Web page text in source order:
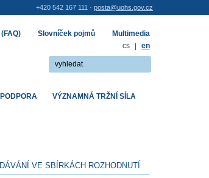
VE SBÍRKÁCH ROZHODNUTÍ
VÝZNAMNÁ TRŽNÍ SÍLA
Slovníček pojmů
Multimedia
cs
| en
+420 542 167 111 · posta@uohs.gov.cz